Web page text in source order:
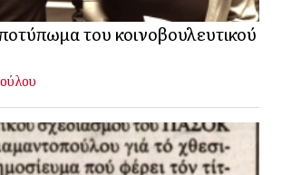
του κοινοβουλευτικού